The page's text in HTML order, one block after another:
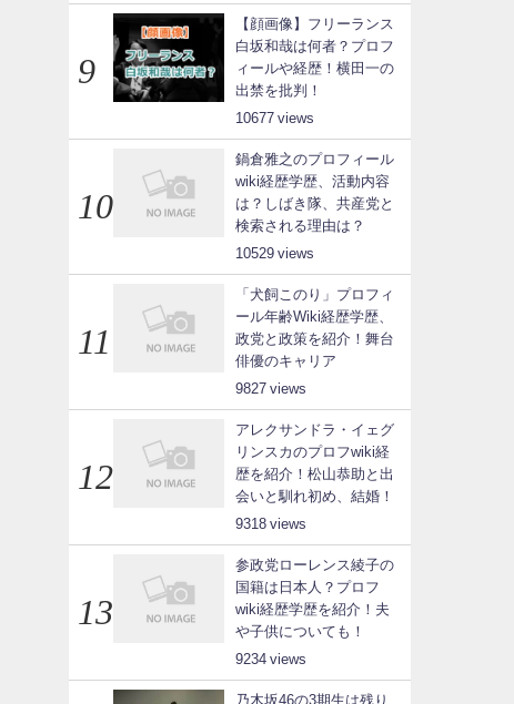
【顔画像】フリーランス
白坂和哉は何者？プロフ
ィールや経歴！横田一の
出禁を批判！
10677
鍋倉雅之のプロフィール
wiki経歴学歴、活動内容
は？しばき隊、共産党と
検索される理由は？
10529
「犬飼このり」プロフィ
ール年齢Wiki経歴学歴、
政党と政策を紹介！舞台
俳優のキャリア
9827
アレクサンドラ・イェグ
リンスカのプロフwiki経
歴を紹介！松山恭助と出
会いと馴れ初め、結婚！
9318
参政党ローレンス綾子の
国籍は日本人？プロフ
wiki経歴学歴を紹介！夫
や子供についても！
9234
乃木坂46の3期生は残り